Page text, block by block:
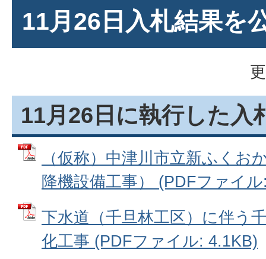
11月26日入札結果を
11月26日に執行した入
（仮称）中津川市立新ふくお
降機設備工事） (PDFファイ
下水道（千旦林工区）に伴う
化工事 (PDFファイル: 4.1KB)